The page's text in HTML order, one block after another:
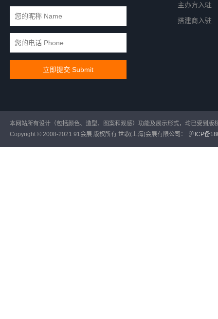
主办方入驻
搭建商入驻
本网站所有设计（包括颜色、造型、图案和观感）功能及展示形式，均已受到
Copyright © 2008-2021 91会展 版权所有 世歌(上海)会展有限公司：
沪ICP备